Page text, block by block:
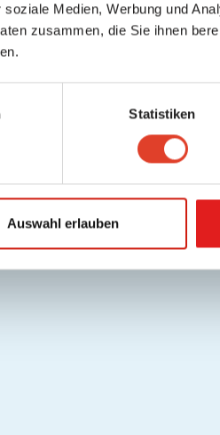
Medien, Werbung und
zusammen, die Sie ihnen
Statistiken
Auswahl erlauben